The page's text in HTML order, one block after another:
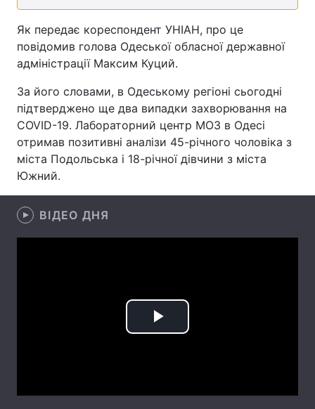
Зброя Інциденти
Цікавинки Погода
Екологія Регіони
Лонгріди
Відео з Youtube
Як передає кореспондент УНІАН, про це
повідомив голова Одеської обласної державної
адміністрації Максим Куций.
За його словами, в Одеському регіоні сьогодні
підтверджено ще два випадки захворювання на
COVID-19. Лабораторний центр МОЗ в Одесі
отримав позитивні аналізи 45-річного чоловіка з
міста Подольська і 18-річної дівчини з міста
Южний.
ВІДЕО ДНЯ
Play